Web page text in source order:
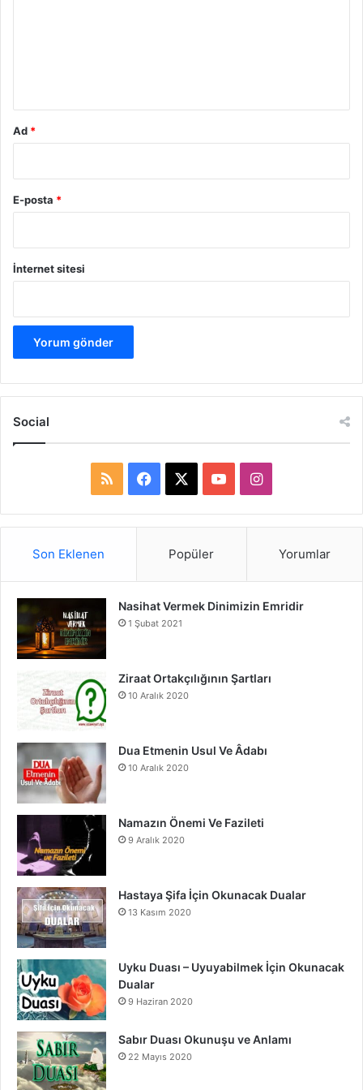
Ad *
E-posta *
İnternet sitesi
Social
S
a
b
o
o
u
e
I
n
a
r
Son Eklenen Popüler Yorumlar
Nasihat Vermek Dinimizin Emridir
1 Şubat 2021
Ziraat Ortakçılığının Şartları
10 Aralık 2020
Dua Etmenin Usul Ve Âdabı
10 Aralık 2020
Namazın Önemi Ve Fazileti
9 Aralık 2020
Hastaya Şifa İçin Okunacak Dualar
13 Kasım 2020
Uyku Duası – Uyuyabilmek İçin Okunacak
Dualar
9 Haziran 2020
Sabır Duası Okunuşu ve Anlamı
22 Mayıs 2020